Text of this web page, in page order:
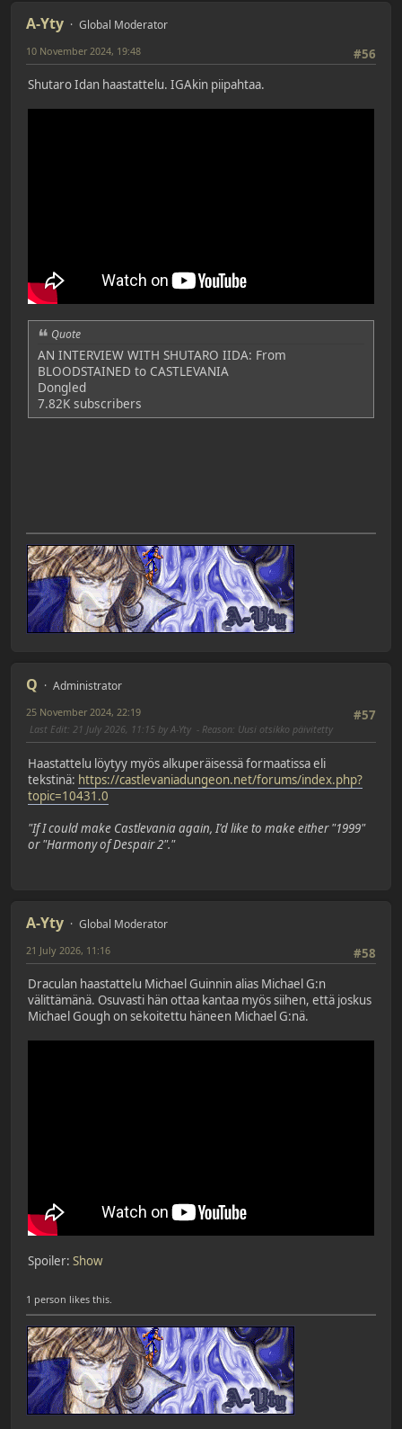
A-Yty Global Moderator
#56
10 November 2024, 19:48
Shutaro Idan haastattelu. IGAkin piipahtaa.
Quote
AN INTERVIEW WITH SHUTARO IIDA: From
BLOODSTAINED to CASTLEVANIA
Dongled
7.82K subscribers
Q Administrator
#57
25 November 2024, 22:19
Last Edit: 21 July 2026, 11:15 by A-Yty Reason: Uusi otsikko päivitetty
Haastattelu löytyy myös alkuperäisessä formaatissa eli
tekstinä: https://castlevaniadungeon.net/forums/index.php?
topic=10431.0
"If I could make Castlevania again, I'd like to make either "1999"
or "Harmony of Despair 2"."
A-Yty Global Moderator
#58
21 July 2026, 11:16
Draculan haastattelu Michael Guinnin alias Michael G:n
välittämänä. Osuvasti hän ottaa kantaa myös siihen, että joskus
Michael Gough on sekoitettu häneen Michael G:nä.
Spoiler: Show
1 person likes this.